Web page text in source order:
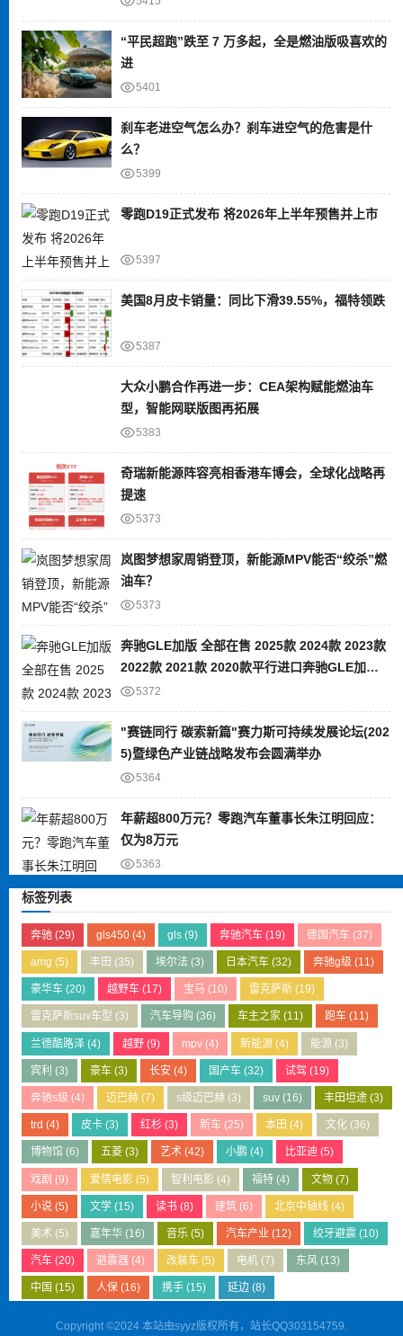
“平民超跑”跌至 7 万多起，全是燃油版吸喜欢的
进
5401
刹车老进空气怎么办？刹车进空气的危害是什
么？
5399
零跑D19正式发布 将2026年上半年预售并上市
5397
美国8月皮卡销量：同比下滑39.55%，福特领跌
5387
大众小鹏合作再进一步：CEA架构赋能燃油车
型，智能网联版图再拓展
5383
奇瑞新能源阵容亮相香港车博会，全球化战略再
提速
5373
岚图梦想家周销登顶，新能源MPV能否“绞杀”燃
油车？
5373
奔驰GLE加版 全部在售 2025款 2024款 2023款
2022款 2021款 2020款平行进口奔驰GLE加版
限时优惠 目前80万元起售
5372
"赛链同行 碳索新篇"赛力斯可持续发展论坛(202
5)暨绿色产业链战略发布会圆满举办
5364
年薪超800万元？零跑汽车董事长朱江明回应：
仅为8万元
5363
标签列表
奔驰(29) gls450(4) gls (9) 奔驰汽车 (19) 德国汽车 (37)
amg (5) 丰田 (35) 埃尔法 (3) 日本汽车 (32) 奔驰g级 (11)
豪华车(20) 越野车(17) 宝马 (10) 雷克萨斯 (19)
雷克萨斯suv车型 (3) 汽车导购 (36) 车主之家 (11) 跑车 (11)
兰德酷路泽(4) 越野(9) mpv (4) 新能源 (4) 能源 (3)
宾利 (3) 豪车(3) 长安 (4) 国产车 (32) 试驾 (19)
奔驰s级 (4) 迈巴赫(7) s级迈巴赫 (3) suv (16) 丰田坦途 (3)
trd (4) 皮卡(3) 红杉 (3) 新车 (25) 本田 (4) 文化(36)
博物馆(6) 五菱(3) 艺术 (42) 小鹏 (4) 比亚迪 (5)
戏剧 (9) 爱情电影(5) 智利电影 (4) 福特 (4) 文物 (7)
小说(5) 文学(15) 读书 (8) 建筑 (6) 北京中轴线 (4)
美术(5) 嘉年华(16) 音乐 (5) 汽车产业 (12) 绞牙避震 (10)
汽车(20) 避震器(4) 改装车 (5) 电机 (7) 东风 (13)
中国 (15) 人保(16) 携手 (15) 延边 (8)
Copyright ©2024 本站由syyz版权所有，站长QQ303154759.